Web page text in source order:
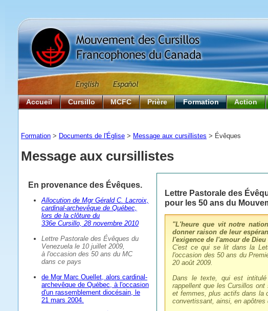
Accueil Cursillo MCFC Prière Formation Action
Formation > Documents de l'Église > Message aux cursillistes > Évêques
Message aux cursillistes
En provenance des Évêques.
Allocution de Mgr Gérald C. Lacroix,
cardinal-archevêque de Québec,
lors de la clôture du
336e Cursillo, 28 novembre 2010
Lettre Pastorale des Évêques du
Venezuela le 10 juillet 2009,
à l'occasion des 50 ans du MC
dans ce pays
de Mgr Marc Ouellet, alors cardinal-
archevêque de Québec, à l'occasion
d'un rassemblement diocésain, le
21 mars 2004.
Lettre Pastorale des
pour les 50 ans du
"L'heure que vit notre
donner raison de leur
l'exigence de l'amour de Dieu
C'est ce qui se lit dans la
l'occasion des 50 ans du
20 août 2009.
Dans le texte, qui est
rappellent que les Cursillos
et femmes, plus actifs dans la
convertissant, ainsi, en apôtres